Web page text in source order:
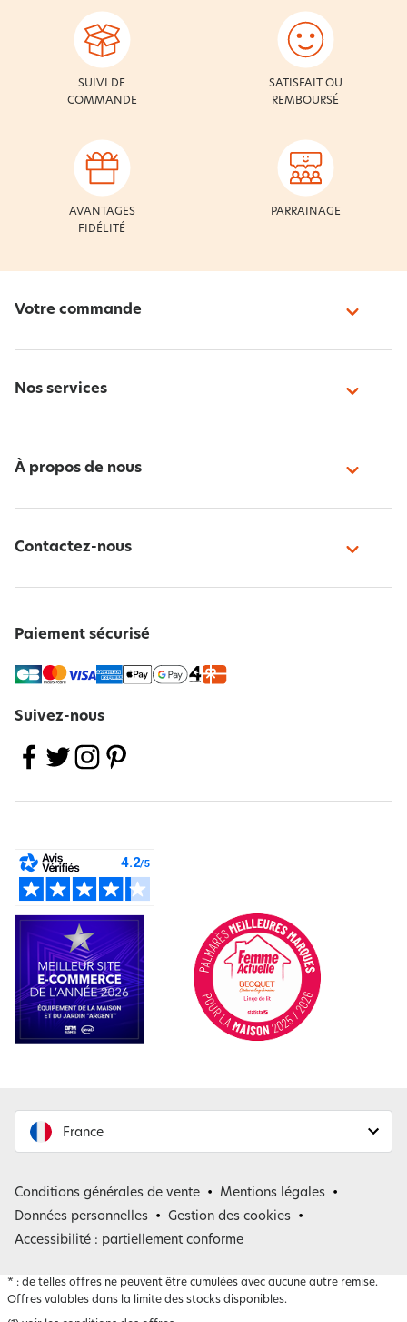
SUIVI DE
COMMANDE
SATISFAIT OU
REMBOURSÉ
AVANTAGES
FIDÉLITÉ
PARRAINAGE
Votre commande
Nos services
À propos de nous
Contactez-nous
Paiement sécurisé
Suivez-nous
France
Belgique
Conditions générales de vente
Mentions légales
Données personnelles
Gestion des cookies
Accessibilité : partiellement conforme
* : de telles offres ne peuvent être cumulées avec aucune autre remise.
Offres valables dans la limite des stocks disponibles.